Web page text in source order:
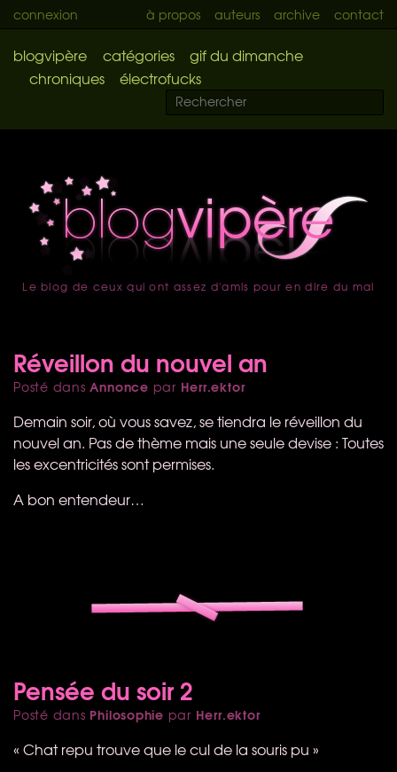
connexion à propos auteurs archive contact
blogvipère catégories
gif du dimanche
chroniques
électrofucks
accueil
Le blog de ceux qui ont assez d'amis pour en dire du mal
Réveillon du nouvel an
Posté dansAnnonce par Herr.ektor
Demain soir, où vous savez, se tiendra le réveillon du
nouvel an. Pas de thème mais une seule devise : Toutes
les excentricités sont permises.
A bon entendeur…
Pensée du soir 2
Posté dans Philosophie par Herr.ektor
« Chat repu trouve que le cul de la souris pu »